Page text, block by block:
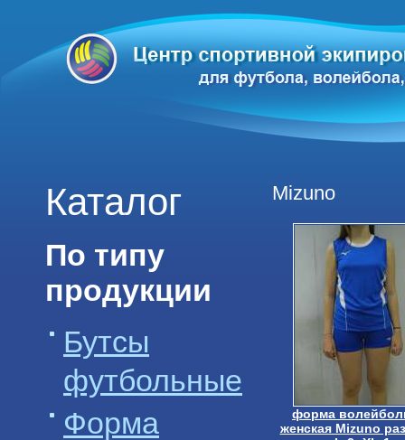
Каталог
По типу
продукции
Бутсы
футбольные
Форма
Mizuno
форма
женская Mizuno